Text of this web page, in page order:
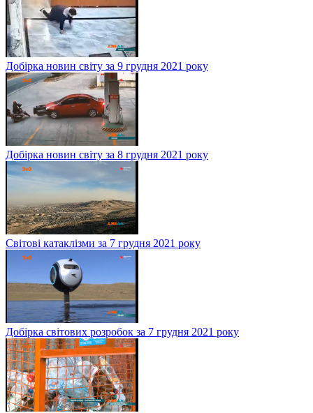
Добірка новин світу за 9 грудня 2021 року
Добірка новин світу за 8 грудня 2021 року
Світові катаклізми за 7 грудня 2021 року
Добірка світових розробок за 7 грудня 2021 року